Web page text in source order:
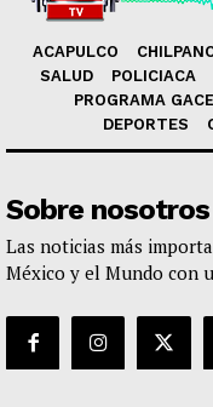
ACAPULCO
SALUD
POLICIACA
PROGRAMA
DEPORTES
Sobre nosotros
Las noticias más
México y el Mundo con